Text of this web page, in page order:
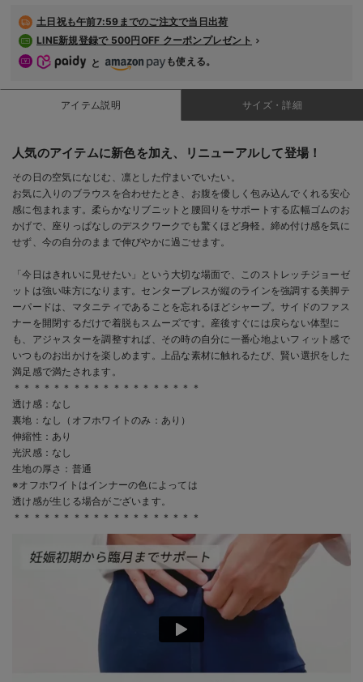
入院準備の持ち物チェック
M/在庫あり
M/在庫あり
￥6,990
L/在庫なし
L/在庫なし
￥6,990
売り切れ
S/在庫あり
S/在庫あり
￥6,990
カートに入れる
M/在庫あり
M/在庫あり
L/在庫あり
L/在庫あり
￥6,990
カートに入れる
閉じる
土日祝も午前7:59までのご注文で当日出荷
LINE新規登録で 500円OFF クーポンプレゼント
と
も使える。
アイテム説明 サイズ・詳細
人気のアイテムに新色を加え、リニューアルして登場！
その日の空気になじむ、凛とした佇まいでいたい。
お気に入りのブラウスを合わせたとき、お腹を優しく包み込んでくれる安心
感に包まれます。柔らかなリブニットと腰回りをサポートする広幅ゴムのお
かげで、座りっぱなしのデスクワークでも驚くほど身軽。締め付け感を気に
せず、今の自分のままで伸びやかに過ごせます。
「今日はきれいに見せたい」という大切な場面で、このストレッチジョーゼ
ットは強い味方になります。センタープレスが縦のラインを強調する美脚テ
ーパードは、マタニティであることを忘れるほどシャープ。サイドのファス
ナーを開閉するだけで着脱もスムーズです。産後すぐには戻らない体型に
も、アジャスターを調整すれば、その時の自分に一番心地よいフィット感で
いつものお出かけを楽しめます。上品な素材に触れるたび、賢い選択をした
満足感で満たされます。
＊＊＊＊＊＊＊＊＊＊＊＊＊＊＊＊＊＊＊
透け感：なし
裏地：なし（オフホワイトのみ：あり）
伸縮性：あり
光沢感：なし
生地の厚さ：普通
※オフホワイトはインナーの色によっては
透け感が生じる場合がございます。
＊＊＊＊＊＊＊＊＊＊＊＊＊＊＊＊＊＊＊